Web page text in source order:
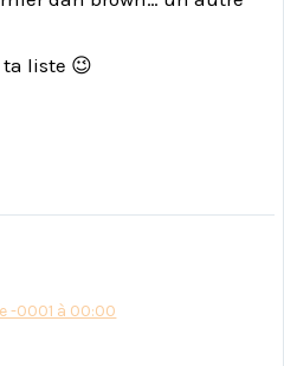
liste 😉
-0001 à 00:00